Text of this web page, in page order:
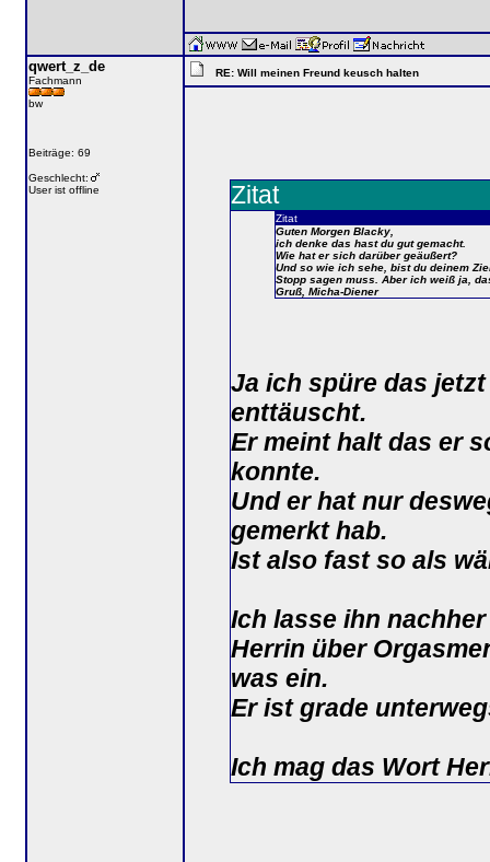
qwert_z_de
Fachmann
bw
Beiträge: 69
Geschlecht:
User ist offline
RE: Will meinen Freund keusch halten
Zitat
Zitat
Guten Morgen Blacky,
ich denke das hast du gut gemacht.
Wie hat er sich darüber geäußert?
Und so wie ich sehe, bist du deinem
Stopp sagen muss. Aber ich weiß ja,
Gruß, Micha-Diener
Ja ich spüre das
enttäuscht.
Er meint halt das er
konnte.
Und er hat nur
gemerkt hab.
Ist also fast so als
Ich lasse ihn
Herrin über
was ein.
Er ist grade
Ich mag das Wort